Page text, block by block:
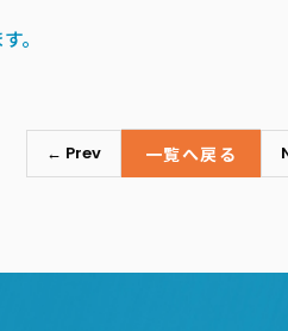
。
← Prev 一覧へ戻る